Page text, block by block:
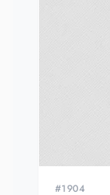
#1904